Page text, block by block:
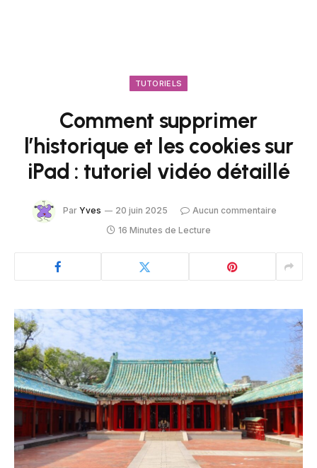
TUTORIELS
Comment supprimer
l’historique et les cookies sur
iPad : tutoriel vidéo détaillé
Par Yves 20 juin 2025
Aucun commentaire
16 Minutes de Lecture